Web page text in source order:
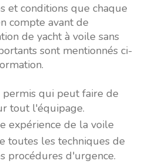
et conditions que chaque
compte avant de
de yacht à voile sans
sont mentionnés ci-
permis qui peut faire de
tout l'équipage.
expérience de la voile
toutes les techniques de
procédures d'urgence.